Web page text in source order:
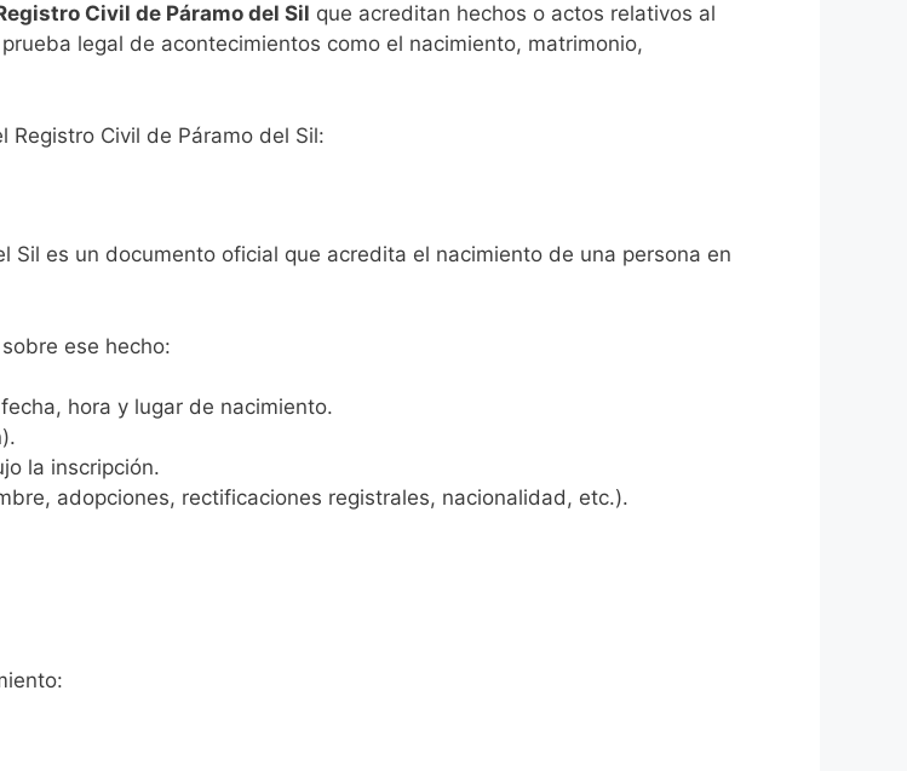
Civil de Páramo del Sil que acreditan hechos o actos relativos al
legal de acontecimientos como el nacimiento, matrimonio,
Civil de Páramo del Sil:
es un documento oficial que acredita el nacimiento de una persona en
ese hecho:
hora y lugar de nacimiento.
la inscripción.
adopciones, rectificaciones registrales, nacionalidad, etc.).